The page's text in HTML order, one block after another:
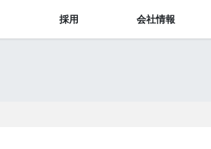
採用 会社情報